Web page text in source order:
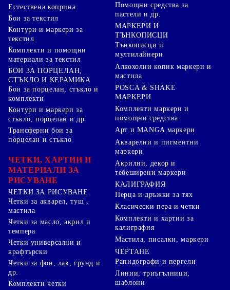
Естествена коприна
Бои за текстил
Контури и маркери за
текстил
Комплекти и помощни
материали за текстил
БОИ ЗА ПОРЦЕЛАН,
СТЪКЛО И КЕРАМИКА
Бои за порцелан, стъкло и
комплекти
Контури и маркери за
стъкло, порцелан и др.
Трансферни бои за
порцелан и стъкло
ЧЕТКИ, ХАРТИИ И
МАТЕРИАЛИ ЗА
РИСУВАНЕ
ЧЕТКИ ЗА РИСУВАНЕ
Четки за акварел, туш ,
мастила
Четки за масло, акрил и
темпера
Четки универсални и
крафтърски
Четки за фон, лак, грунд и
др.
Комплекти четки
Помощни средства за
пастели и др.
МАРКЕРИ И
ТЪНКОПИСЦИ
Тънкописци и
мултилайнери
Алкохолни копик маркери и
мастила
POSCA & SHAKE
МАРКЕРИ
Комплекти маркери и
помощни средства
Арт и MANGA маркери
Акварелни и пигментни
маркери
Акрилни, декор и
тебеширени маркери
КАЛИГРАФИЯ
Перца и дръжки за тях
Класически пера и четки
Комплекти и хартии за
калиграфия
Мастила, писалки, маркери
ЧЕРТАНЕ
Рапидографи и пергели
Линии, триъгълници,
шаблони